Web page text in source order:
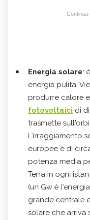
Continua
Energia solare:
energia pulita.
produrre calore
fotovoltaici di
trasmette
L'irraggiamento
europee è di
potenza media
Terra in ogni
(un Gw è
grande centrale
solare che arriva